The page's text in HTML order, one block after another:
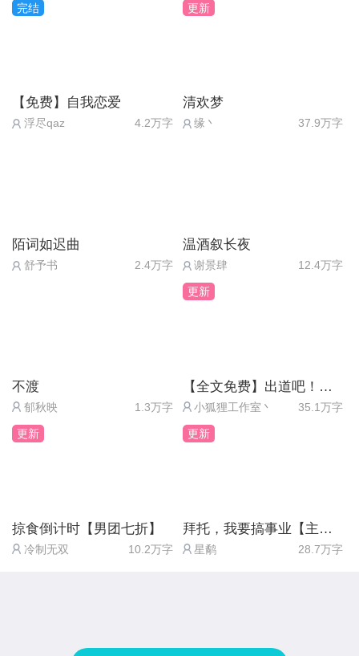
月，为了多一份工薪，做富佬们的情妇，还让人家娶
三，在女主最困难时还是选择拿出存了很久的钱，毫
不犹豫的递给她。
恶。
真心希望作者可以做出像【一笙鹤清】一样优秀的同
人作品，不，要更优秀！！爱您！（第一次长评献给
Q4：里面的明星素材有一些角色你是不是在丑化他
望大家理智阅读，故事是故事，现实是现实，各位不
我能有个日更一万的脑子和日敲一万字的手。
人的作品太多了，我当然也是其中一个，只是我的作
品不做任何商业用途，这点大家可以放心。
当然如果是因为使用尊龙先生素材这个点触及到了尊
感谢你们的支持，也非常感谢你们的收藏。
完结
【免费】自我恋爱
浮尽qaz 4.2万字
更新
清欢梦
缘丶 37.9万字
陌词如迟曲
舒予书 2.4万字
温酒叙长夜
谢景肆 12.4万字
不渡
郁秋映 1.3万字
更新
【全文免费】出道吧！超级偶像2（送月卡）
小狐狸工作室丶 35.1万字
更新
掠食倒计时【男团七折】
冷制无双 10.2万字
更新
拜托，我要搞事业【主线免费】
星鹬 28.7万字